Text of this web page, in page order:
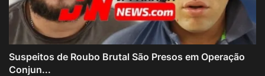
Suspeitos de Roubo Brutal São Presos em Operação
Conjun...